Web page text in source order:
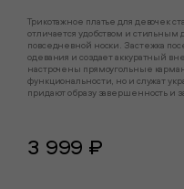
Трикотажное платье для девочек
отличается удобством и
повседневной носки. Застежка
одевания и создает аккуратный
настрочены прямоугольные
функциональности, но и служат
придают образу завершенность и
3 999 ₽